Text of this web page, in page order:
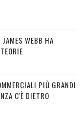
WEBB HA
PIÙ GRANDI
C'È DIETRO